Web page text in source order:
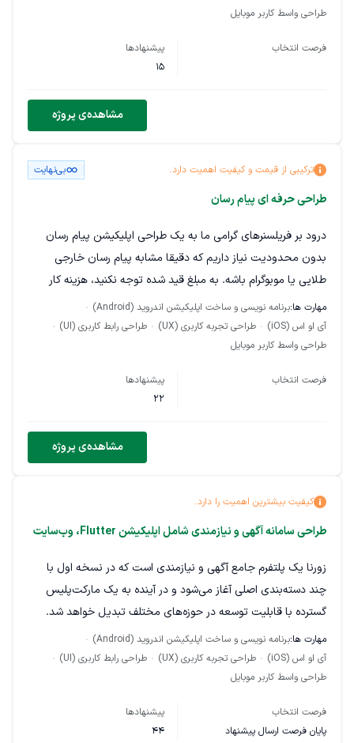
پیش بره نیاز دارم حتما از هوش مصنوعی استفاده بشه نمونه بازی
https://cafebazaar.ir/app/Hadiware.Dots_Boxes
تعداد بازیها زیاده ولی خب بیس کلی شبیه نمونه ای هست که
طراحی واسط کاربر موبایل
فرصت انتخاب
پیشنهادها
15
مشاهده‌ی پروژه
ترکیبی از قیمت و کیفیت اهمیت دارد. بی‌نهایت
طراحی حرفه ای پیام رسان
درود بر فریلسنرهای گرامی ما به یک طراحی اپلیکیشن پیام رسان
بدون محدودیت نیاز داریم که دقیقا مشابه پیام رسان خارجی
طلایی یا موبوگرام باشه. به مبلغ قید شده توجه نکنید، هزینه کار
توافقی هست.
لطفا هزینه و زمان انجام این کار رو حتما در پیشنهادتون قید کنید.
مهارت ها:برنامه نویسی و ساخت اپلیکیشن اندروید (Android)
آی او اس (iOS)
طراحی تجربه کاربری (UX)
طراحی رابط کاربری (UI)
طراحی واسط کاربر موبایل
فرصت انتخاب
پیشنهادها
22
مشاهده‌ی پروژه
کیفیت بیشترین اهمیت را دارد.
طراحی سامانه آگهی و نیازمندی شامل اپلیکیشن Flutter، وب‌سایت
زورنا یک پلتفرم جامع آگهی و نیازمندی است که در نسخه اول با
چند دسته‌بندی اصلی آغاز می‌شود و در آینده به یک مارکت‌پلیس
گسترده با قابلیت توسعه در حوزه‌های مختلف تبدیل خواهد شد.
هدف، توسعه یک محصول اختصاصی، مقیاس‌پذیر و قابل توسعه
است؛ نه استفاده از اسکریپت‌های آماده.
Flutter (Android و iOS) وب‌سایت پنل مدیریت ثبت‌نام و احراز
مهارت ها:برنامه نویسی و ساخت اپلیکیشن اندروید (Android)
آی او اس (iOS)
طراحی تجربه کاربری (UX)
طراحی رابط کاربری (UI)
طراحی واسط کاربر موبایل
فرصت انتخاب
پایان فرصت ارسال پیشنهاد
پیشنهادها
44